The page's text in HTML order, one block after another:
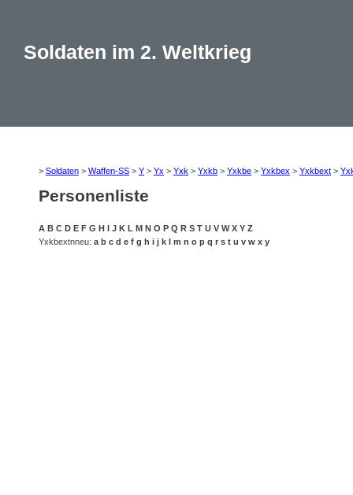
Soldaten im 2. Weltkrieg
> Soldaten > Waffen-SS > Y > Yx > Yxk > Yxkb > Yxkbe > Yxkbex > Yxkbext >
Personenliste
A B C D E F G H I J K L M N O P Q R S T U V W X Y Z
Yxkbextnneu: a b c d e f g h i j k l m n o p q r s t u v w x y